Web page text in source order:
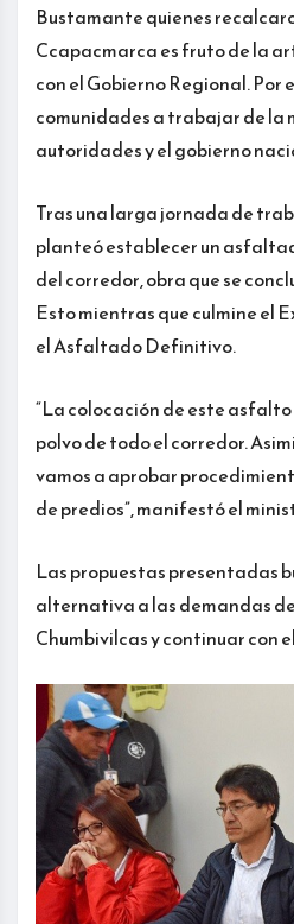
Bustamante quienes
Ccapacmarca es fruto de la
con el Gobierno Regional. Por
comunidades a trabajar de la
autoridades y el gobierno
Tras una larga jornada de
planteó establecer un
del corredor, obra que se
Esto mientras que culmine el
el Asfaltado Definitivo.
“La colocación de este
polvo de todo el corredor.
vamos a aprobar
de predios”, manifestó el
Las propuestas presentadas
alternativa a las demandas
Chumbivilcas y continuar con